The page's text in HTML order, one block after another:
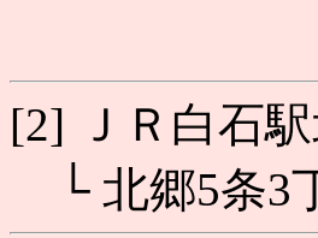
[2] ＪＲ白石
└ 北郷5条3